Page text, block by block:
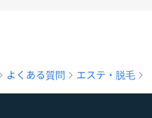
よくある質問 エステ・脱毛